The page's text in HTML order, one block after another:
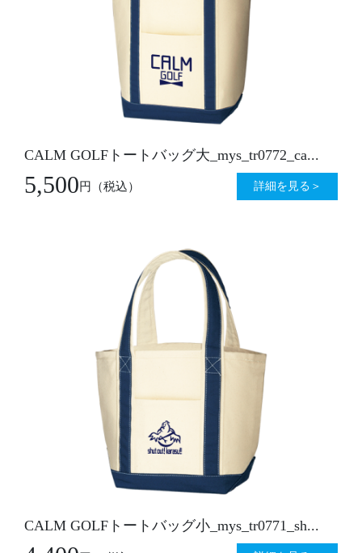
CALM GOLFトートバッグ大_mys_tr0772_ca...
5,500円 （税込） 詳細を見る＞
CALM GOLFトートバッグ小_mys_tr0771_sh...